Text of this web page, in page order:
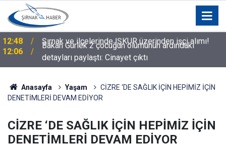
12:06
Bakan Gürlek 2 çocuğun ölümünün ardındaki
detayları paylaştı: Cinayet çıktı
Anasayfa Yaşam
CİZRE ‘DE SAĞLIK İÇİN HEPİMİZ İÇİN
DENETİMLERİ DEVAM EDİYOR
CİZRE ‘DE SAĞLIK İÇİN HEPİMİZ İÇİN
DENETİMLERİ DEVAM EDİYOR